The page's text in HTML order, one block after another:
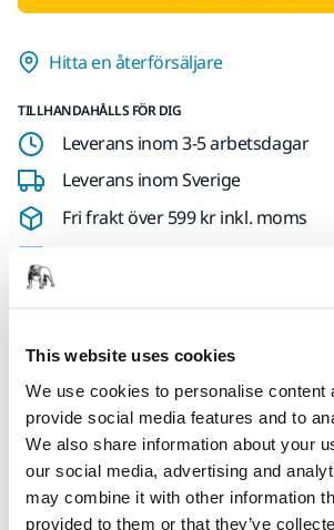
This website uses cookies
We use cookies to personalise content
provide social media features and to
We also share information about your
our social media, advertising and
may combine it with other information
provided to them or that they’ve
Hitta en återförsäljare
TILLHANDAHÅLLS FÖR DIG
Leverans inom 3-5 arbetsdagar
Leverans inom Sverige
Fri frakt över 599 kr inkl. moms
Produktinformation
Teknisk specifikation
Nedladdningar